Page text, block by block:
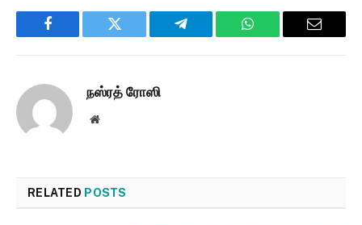
Facebook Twitter Telegram WhatsApp Email
நஸ்ரத் ரோஸி
Website
RELATED POSTS